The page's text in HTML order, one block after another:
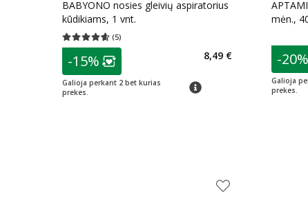
BABYONO nosies gleivių aspiratorius
kūdikiams, 1 vnt.
(5)
Vidutinis įvertinimas 4.60
patarimas
Lojalumo klubo narių nuolaida:
-15%
Galioja perkant 2 bet kurias
prekes.
patarimas
8,49 €
mėn.,
-20%
Galioja
prekes.